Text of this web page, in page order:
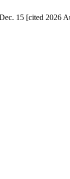
15 [cited 2026